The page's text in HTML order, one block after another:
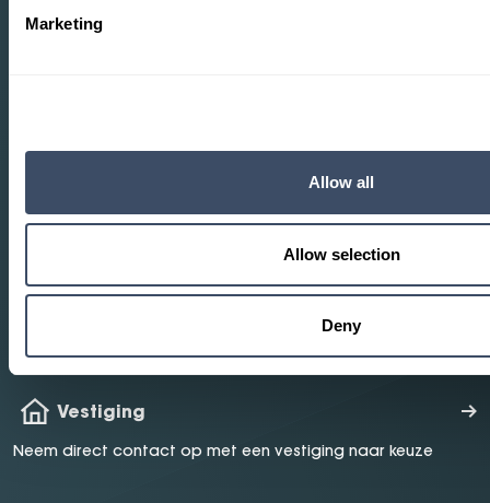
Marketing
Allow all
Allow selection
Deny
Maak een proefrit in één van onze modellen
Mail ons
Vestiging
Neem direct contact op met een vestiging naar keuze